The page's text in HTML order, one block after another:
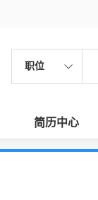
职位
简历中心